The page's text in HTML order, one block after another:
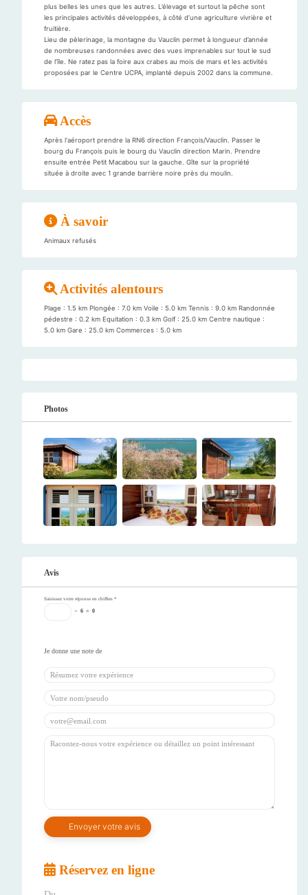
plus belles les unes que les autres. L’élevage et surtout la pêche sont
les principales activités développées, à côté d’une agriculture vivrière et
fruitière.
Lieu de pèlerinage, la montagne du Vauclin permet à longueur d’année
de nombreuses randonnées avec des vues imprenables sur tout le sud
de l’île. Ne ratez pas la foire aux crabes au mois de mars et les activités
proposées par le Centre UCPA, implanté depuis 2002 dans la commune.
Accès
Après l'aéroport prendre la RN6 direction François/Vauclin. Passer le
bourg du François puis le bourg du Vauclin direction Marin. Prendre
ensuite entrée Petit Macabou sur la gauche. Gîte sur la propriété
située à droite avec 1 grande barrière noire près du moulin.
À savoir
Animaux refusés
Activités alentours
Plage : 1.5 km Plongée : 7.0 km Voile : 5.0 km Tennis : 9.0 km Randonnée
pédestre : 0.2 km Equitation : 0.3 km Golf : 25.0 km Centre nautique :
5.0 km Gare : 25.0 km Commerces : 5.0 km
Photos
Avis
Saisissez votre réponse en chiffres *
− 6 = 0
Réservez en ligne